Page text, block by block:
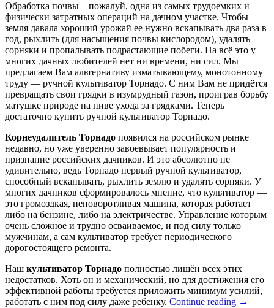
Обработка почвы – пожалуй, одна из самых трудоемких и
физически затратных операций на дачном участке. Чтобы
земля давала хороший урожай ее нужно вскапывать два раза в
год, рыхлить (для насыщения почвы кислородом), удалять
сорняки и пропалывать подрастающие побеги. На всё это у
многих дачных любителей нет ни времени, ни сил. Мы
предлагаем Вам альтернативу изматывающему, монотонному
труду — ручной культиватор Торнадо. С ним Вам не придётся
превращать свои грядки в изумрудный газон, проиграв борьбу
матушке природе на ниве ухода за грядками. Теперь
достаточно купить ручной культиватор Торнадо.
Корнеудалитель Торнадо появился на российском рынке
недавно, но уже уверенно завоевывает популярность и
признание российских дачников. И это абсолютно не
удивительно, ведь Торнадо первый ручной культиватор,
способный вскапывать, рыхлить землю и удалять сорняки. У
многих дачников сформировалось мнение, что культиватор —
это громоздкая, неповоротливая машина, которая работает
либо на бензине, либо на электричестве. Управление которым
очень сложное и трудно осваиваемое, и под силу только
мужчинам, а сам культиватор требует периодического
дорогостоящего ремонта.
Наш культиватор Торнадо полностью лишён всех этих
недостатков. Хоть он и механический, но для достижения его
эффективной работы требуется приложить минимум усилий,
работать с ним под силу даже ребенку. Continue reading →